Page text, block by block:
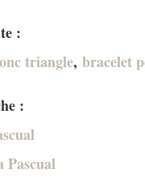
:
triangle, bracelet
:
Pascual